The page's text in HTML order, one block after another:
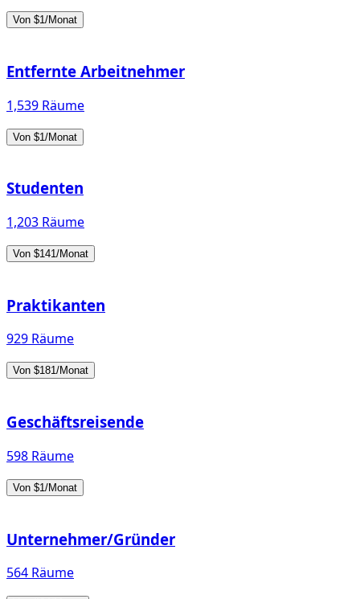
Von $1/Monat
Entfernte Arbeitnehmer
1,539 Räume
Von $1/Monat
Studenten
1,203 Räume
Von $141/Monat
Praktikanten
929 Räume
Von $181/Monat
Geschäftsreisende
598 Räume
Von $1/Monat
Unternehmer/Gründer
564 Räume